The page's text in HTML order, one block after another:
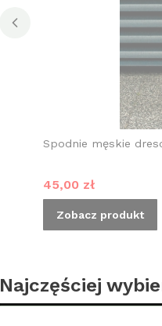
Spodnie męskie
Cena promocyjna
45,00 zł
Zobacz produkt
Najczęściej